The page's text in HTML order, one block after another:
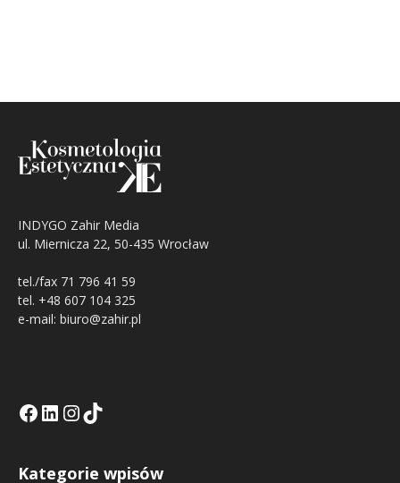
INDYGO Zahir Media
ul. Miernicza 22, 50-435 Wrocław
tel./fax 71 796 41 59
tel. +48 607 104 325
e-mail: biuro@zahir.pl
Facebook
LinkedIn
Tik Tok KEInstagramm KE
Kategorie wpisów